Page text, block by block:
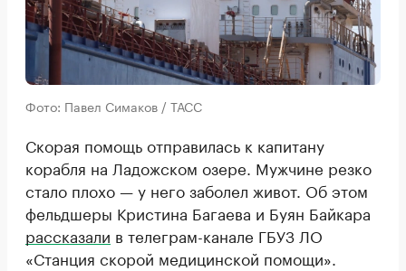
Фото: Павел Симаков / ТАСС
Скорая помощь отправилась к капитану
корабля на Ладожском озере. Мужчине резко
стало плохо — у него заболел живот. Об этом
фельдшеры Кристина Багаева и Буян Байкара
рассказали в телеграм-канале ГБУЗ ЛО
«Станция скорой медицинской помощи».